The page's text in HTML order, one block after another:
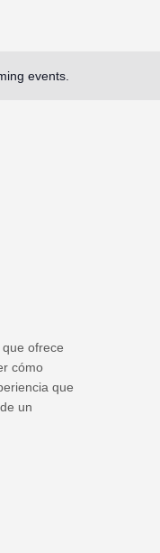
events.
ofrece
cómo
que
un